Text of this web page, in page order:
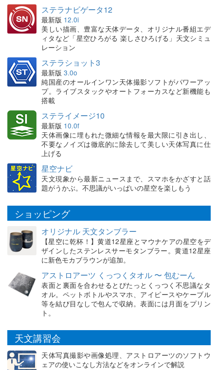
ステラナビゲータ12
最新版 12.0i
美しい描画、豊富な天体データ、オリジナル番組エデ
ィタなど「星空ひろがる 楽しさひろげる」天文シミュ
レーション
ステラショット3
最新版 3.0o
純国産のオールインワン天体撮影ソフトがパワーアッ
プ。ライブスタックやオートフォーカスなど新機能も
搭載
ステライメージ10
最新版 10.0f
天体画像に埋もれた微細な情報を最大限に引き出し、
不要なノイズは徹底的に除去して美しい天体写真に仕
上げる
星空ナビ
天文現象から最新ニュースまで、スマホをかざすと話
題がうかぶ。不思議がいっぱいの星空を楽しもう
ショッピング
オリジナル 天文タンブラー
【星空に乾杯！】黄道12星座とマウナケアの星空をデ
ザインしたステンレスサーモタンブラー。黄道12星座
に新色モカブラウンが追加。
アストロアーツ くっつくタオル 〜 包むーん
表面と裏面を合わせるとぴたっとくっつく不思議なタ
オル。ペットボトルやスマホ、アイピースやケーブル
等を結び目なしで包んで収納。表面には月面をプリン
ト。
天文講習会
天体写真撮影や画像処理、アストロアーツのソフトウ
ェアの使いこなし方法などをオンラインで解説